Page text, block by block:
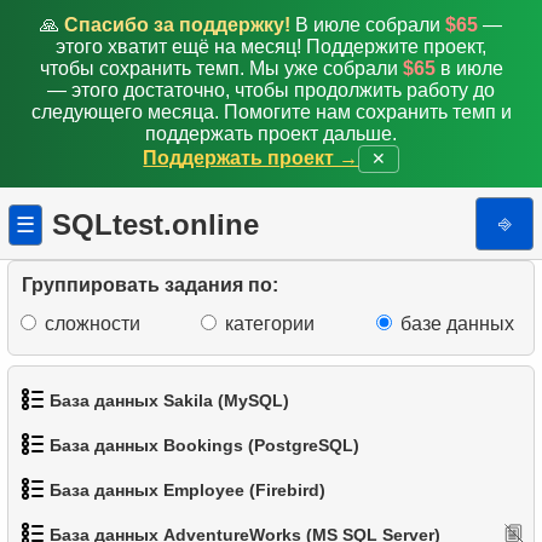
🙏 Спасибо за поддержку! В июле собрали $65 —
этого хватит ещё на месяц! Поддержите проект,
чтобы сохранить темп. Мы уже собрали $65в июле
— этого достаточно, чтобы продолжить работу до
следующего месяца. Помогите нам сохранить темп и
поддержать проект дальше.
Поддержать проект →
✕
☰ SQLtest.online ⎆
Группировать задания по:
сложности
категории базе данных
База данных Sakila (MySQL)
База данных Bookings (PostgreSQL)
База данных Employee (Firebird)
База данных AdventureWorks (MS SQL Server)
6.Выбрать клиентов с чётными номерами
7.Поиск клиентов по префиксу телефона
Получить дубликаты телефонных номеров
12.Крупнейшие штаты по численности населения
13.Список подкатегорий